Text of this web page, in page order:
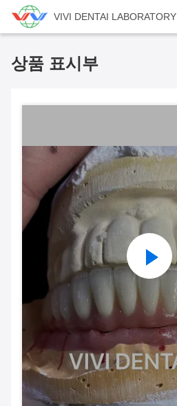
VIVI DENTAI LABORATORY
상품 표시부